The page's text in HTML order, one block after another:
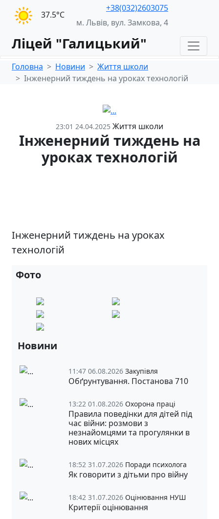
37.5°С
+38(032)2603075
м. Львів, вул. Замкова, 4
Ліцей "Галицький"
Головна Новини
Життя школи
Інженерний тиждень на уроках технологій
23:01 24.04.2025 Життя школи
Інженерний тиждень на
уроках технологій
Інженерний тиждень на уроках
технологій
Фото
Новини
11:47 06.08.2026 Закупівля
Обґрунтування. Постанова 710
13:22 01.08.2026 Охорона праці
Правила поведінки для дітей під
час війни: розмови з
незнайомцями та прогулянки в
нових місцях
18:52 31.07.2026 Поради психолога
Як говорити з дітьми про війну
18:42 31.07.2026 Оцінювання НУШ
Критерії оцінювання